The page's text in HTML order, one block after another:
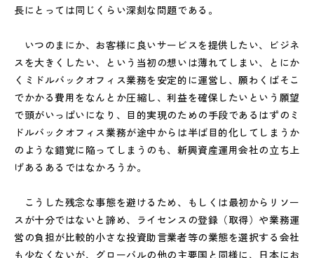
長にとっては同じくらい深刻な問題である。
いつのまにか、お客様に良いサービスを提供したい、ビジネ
スを大きくしたい、という当初の想いは薄れてしまい、とにか
くミドルバックオフィス業務を安定的に運営し、願わくばそこ
でかかる費用をなんとか圧縮し、利益を確保したいという願望
で頭がいっぱいになり、目的実現のための手段であるはずのミ
ドルバックオフィス業務が途中からは半ば目的化してしまうか
のような錯覚に陥ってしまうのも、新興資産運用会社の立ち上
げあるあるではなかろうか。
こうした残念な事態を避けるため、もしくは最初からリソー
スが十分ではないと諦め、ライセンスの登録（取得）や業務運
営の負担が比較的小さな投資助言業者等の業態を選択する会社
も少なくないが、グローバルの他の主要国と同様に、日本にお